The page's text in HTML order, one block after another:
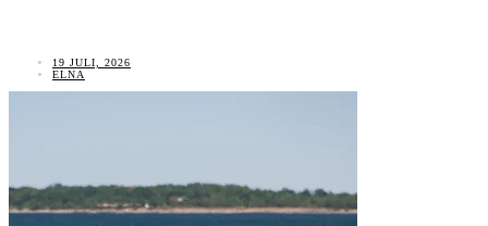
19 JULI, 2026
ELNA